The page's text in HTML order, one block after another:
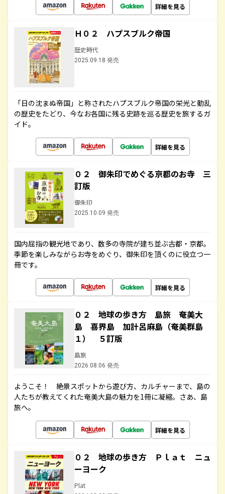
詳細を見る
Ｈ０２ ハプスブルク帝国
歴史時代
2025.09.18 発売
「日の沈まぬ帝国」と称されたハプスブルク帝国の栄光と動乱
の歴史をたどり、今なお各国に残る史跡を巡る歴史を旅するガ
イド。
詳細を見る
０２ 御朱印でめぐる京都のお寺 三
訂版
御朱印
2025.10.09 発売
国内屈指の観光地であり、数多の寺院が建ち並ぶ古都・京都。
季節を楽しみながらお寺をめぐり、御朱印を頂くのに役立つ一
冊です。
詳細を見る
０２ 地球の歩き方 島旅 奄美大
島 喜界島 加計呂麻島（奄美群島
１） ５訂版
島旅
2026.08.06 発売
ようこそ！ 絶景スポットから遊び方、カルチャーまで、島の
人たちが教えてくれた奄美大島の魅力を1冊に凝縮。さあ、島
旅へ。
詳細を見る
０２ 地球の歩き方 Ｐｌａｔ ニュ
ーヨーク
Plat